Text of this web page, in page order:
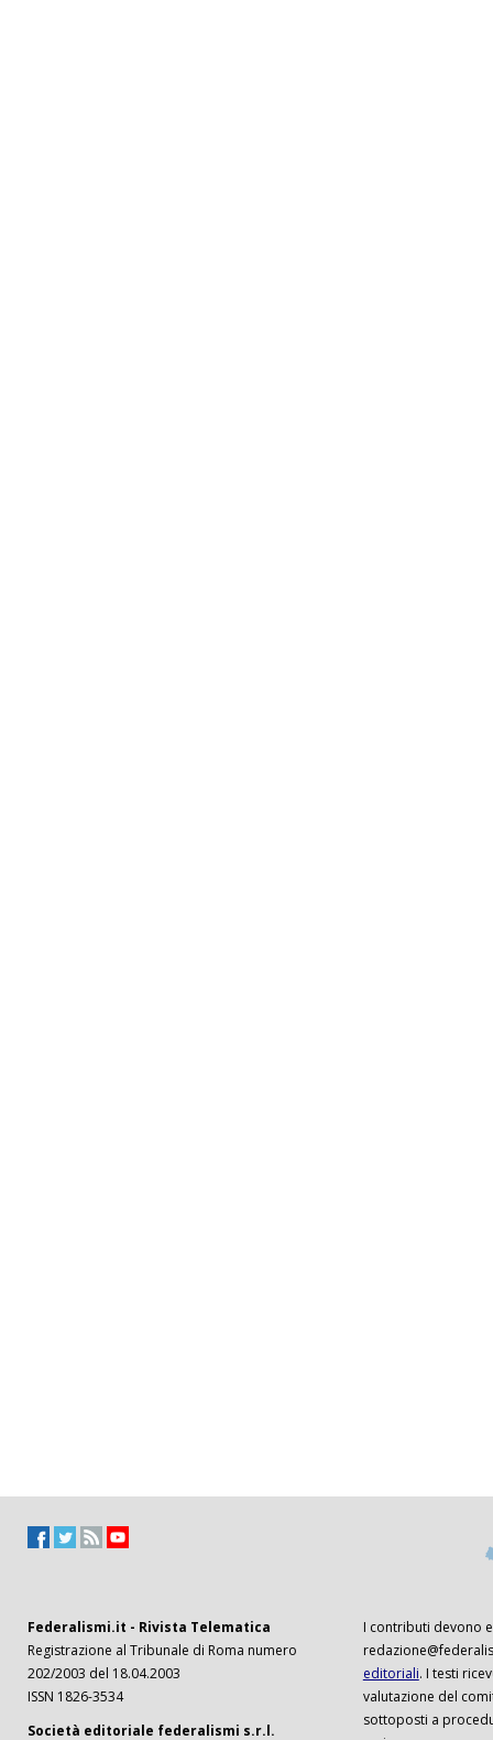
Federalismi.it - Rivista Telematica
Registrazione al Tribunale di Roma numero
202/2003 del 18.04.2003
ISSN 1826-3534
Società editoriale federalismi s.r.l.
I contributi devono
editoriali. I testi
valutazione del
sottoposti a